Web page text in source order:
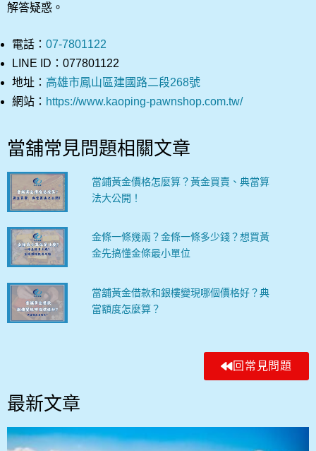
解答疑惑。
電話： 07-7801122
LINE ID：077801122
地址： 高雄市鳳山區建國路二段268號
網站： https://www.kaoping-pawnshop.com.tw/
當舖常見問題相關文章
當鋪黃金價格怎麼算？黃金買賣、典當算
法大公開！
金條一條幾兩？金條一條多少錢？想買黃
金先搞懂金條最小單位
當舖黃金借款和銀樓變現哪個價格好？典
當額度怎麼算？
回常見問題
最新文章